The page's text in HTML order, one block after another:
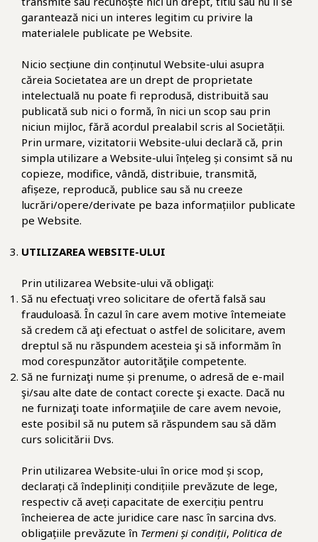
garantează nici un interes legitim cu privire la
materialele publicate pe Website.
Nicio secțiune din conținutul Website-ului asupra
căreia Societatea are un drept de proprietate
intelectuală nu poate fi reprodusă, distribuită sau
publicată sub nici o formă, în nici un scop sau prin
niciun mijloc, fără acordul prealabil scris al Societății.
Prin urmare, vizitatorii Website-ului declară că, prin
simpla utilizare a Website-ului înțeleg și consimt să nu
copieze, modifice, vândă, distribuie, transmită,
afișeze, reproducă, publice sau să nu creeze
lucrări/opere/derivate pe baza informațiilor publicate
pe Website.
UTILIZAREA WEBSITE-ULUI
Prin utilizarea Website-ului vă obligaţi:
Să nu efectuaţi vreo solicitare de ofertă falsă sau
frauduloasă. În cazul în care avem motive întemeiate
să credem că aţi efectuat o astfel de solicitare, avem
dreptul să nu răspundem acesteia şi să informăm în
mod corespunzător autorităţile competente.
Să ne furnizaţi nume și prenume, o adresă de e-mail
şi/sau alte date de contact corecte şi exacte. Dacă nu
ne furnizaţi toate informaţiile de care avem nevoie,
este posibil să nu putem să răspundem sau să dăm
curs solicitării Dvs.
Prin utilizarea Website-ului în orice mod și scop,
declarați că îndepliniți condițiile prevăzute de lege,
respectiv că aveți capacitate de exercițiu pentru
încheierea de acte juridice care nasc în sarcina dvs.
obligațiile prevăzute în Termeni și condiții, Politica de